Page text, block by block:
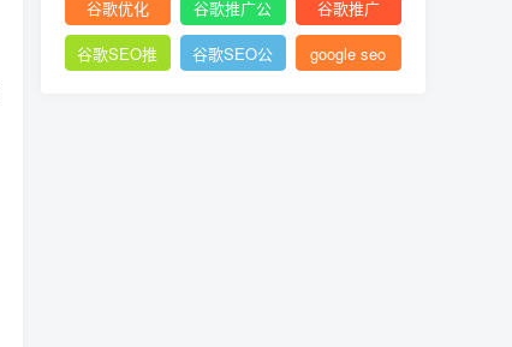
谷歌优化
谷歌推广公
司
谷歌推广
谷歌SEO推
谷歌SEO公
google seo